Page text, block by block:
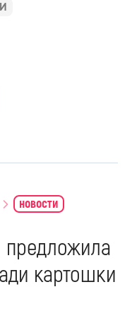
новости
картошки